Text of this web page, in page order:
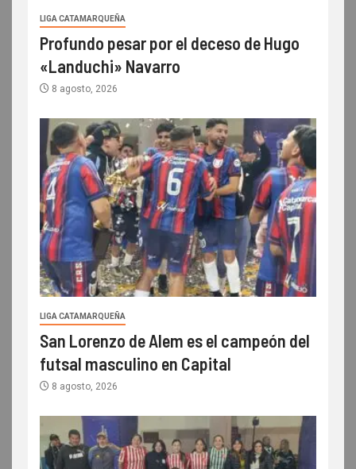
LIGA CATAMARQUEÑA
Profundo pesar por el deceso de Hugo
«Landuchi» Navarro
8 agosto, 2026
LIGA CATAMARQUEÑA
San Lorenzo de Alem es el campeón del
futsal masculino en Capital
8 agosto, 2026